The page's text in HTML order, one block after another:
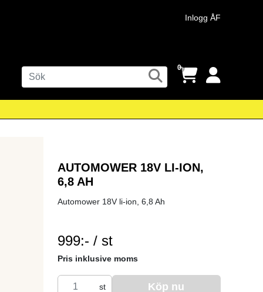
Inlogg ÅF
0
AUTOMOWER 18V LI-ION,
6,8 AH
Automower 18V li-ion, 6,8 Ah
999:- / st
SEK per ST
Pris inklusive moms
st Köp nu